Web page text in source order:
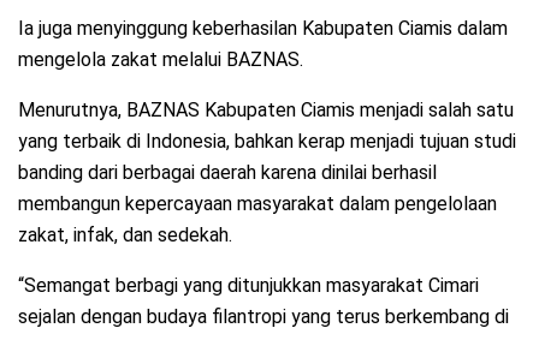
Ia juga menyinggung keberhasilan Kabupaten Ciamis dalam
mengelola zakat melalui BAZNAS.
Menurutnya, BAZNAS Kabupaten Ciamis menjadi salah satu
yang terbaik di Indonesia, bahkan kerap menjadi tujuan studi
banding dari berbagai daerah karena dinilai berhasil
membangun kepercayaan masyarakat dalam pengelolaan
zakat, infak, dan sedekah.
“Semangat berbagi yang ditunjukkan masyarakat Cimari
sejalan dengan budaya filantropi yang terus berkembang di